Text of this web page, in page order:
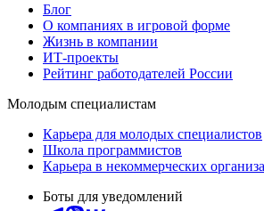
Блог
О компаниях в игровой форме
Жизнь в компании
ИТ-проекты
Рейтинг работодателей России
Молодым специалистам
Карьера для молодых специалистов
Школа программистов
Карьера в некоммерческих
Боты для уведомлений